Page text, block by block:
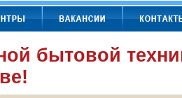
бытовой